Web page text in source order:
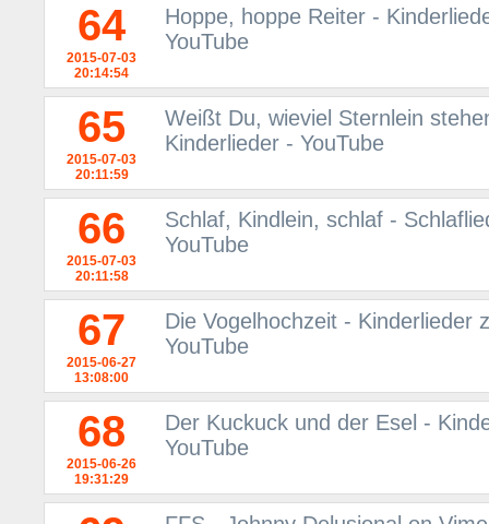
64
2015-07-03
20:14:54
Hoppe, hoppe Reiter -
YouTube
65
2015-07-03
20:11:59
Weißt Du, wieviel Sternlein
Kinderlieder - YouTube
66
2015-07-03
20:11:58
Schlaf, Kindlein, schlaf -
YouTube
67
2015-06-27
13:08:00
Die Vogelhochzeit - Kinderlieder
YouTube
68
2015-06-26
19:31:29
Der Kuckuck und der Esel -
YouTube